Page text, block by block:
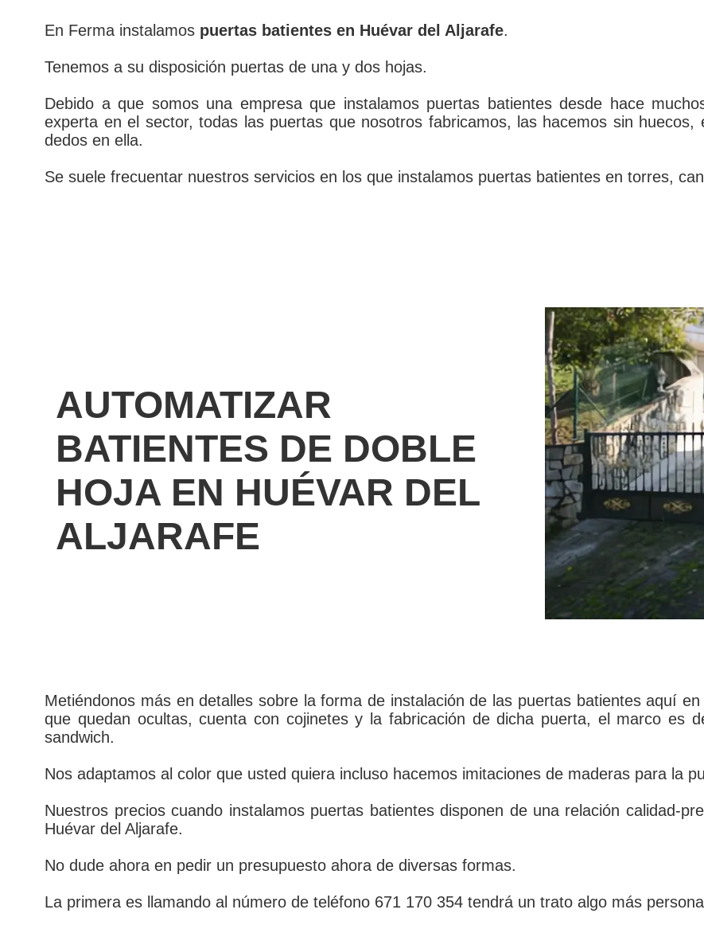
En Ferma instalamos puertas batientes en Huévar del Aljarafe.
Tenemos a su disposición puertas de una y dos hojas.
Debido a que somos una empresa que instalamos puertas batientes desde hace
experta en el sector, todas las puertas que nosotros fabricamos, las hacemos sin
dedos en ella.
Se suele frecuentar nuestros servicios en los que instalamos puertas batientes en torres,
AUTOMATIZAR
BATIENTES DE DOBLE
HOJA EN HUÉVAR DEL
ALJARAFE
Metiéndonos más en detalles sobre la forma de instalación de las puertas batientes aquí
que quedan ocultas, cuenta con cojinetes y la fabricación de dicha puerta, el marco es
sandwich.
Nos adaptamos al color que usted quiera incluso hacemos imitaciones de maderas para la
Nuestros precios cuando instalamos puertas batientes disponen de una relación calidad-
Huévar del Aljarafe.
No dude ahora en pedir un presupuesto ahora de diversas formas.
La primera es llamando al número de teléfono 671 170 354 tendrá un trato algo más